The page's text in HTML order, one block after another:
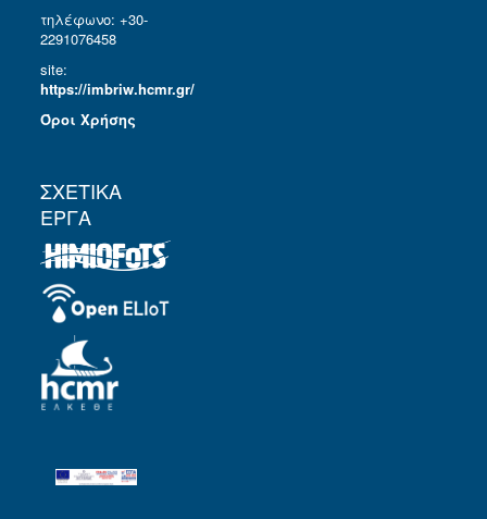
τηλέφωνο: +30-
2291076458
site:
https://imbriw.hcmr.gr/
Όροι Χρήσης
ΣΧΕΤΙΚΑ
ΕΡΓΑ